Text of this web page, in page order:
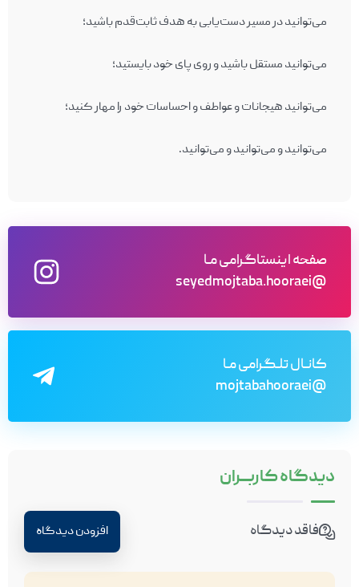
می‌توانید در مسیر دست‎‌یابی به هدف ثابت‌‎قدم باشید؛
می‌توانید مستقل باشید و روی پای خود بایستید؛
می‌توانید هیجانات و عواطف و احساسات خود را مهار کنید؛
می‌توانید و می‌توانید و می‌توانید.
صفحه اینستاگرامی مـا
@seyedmojtaba.hooraei
کانـال تلـگرامی مـا
@mojtabahooraei
دیدگاهکاربـــران
فاقد دیدگاه افزودن دیدگاه